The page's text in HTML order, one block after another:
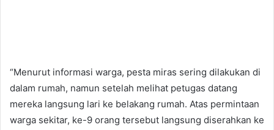
“Menurut informasi warga, pesta miras sering dilakukan di
dalam rumah, namun setelah melihat petugas datang
mereka langsung lari ke belakang rumah. Atas permintaan
warga sekitar, ke-9 orang tersebut langsung diserahkan ke